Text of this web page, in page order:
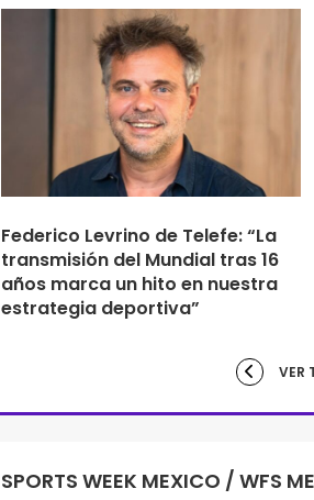
Federico Levrino de Telefe: “La
transmisión del Mundial tras 16
años marca un hito en nuestra
estrategia deportiva”
VER
SPORTS WEEK MEXICO / WFS